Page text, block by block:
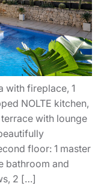
with fireplace, 1
NOLTE kitchen,
with lounge
floor: 1 master
bathroom and
2 […]